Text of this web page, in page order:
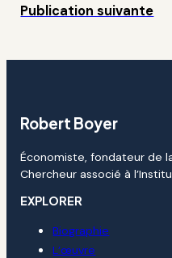
Publication suivante
Robert Boyer
Économiste, fondateur de
Chercheur associé à
EXPLORER
Biographie
L’œuvre